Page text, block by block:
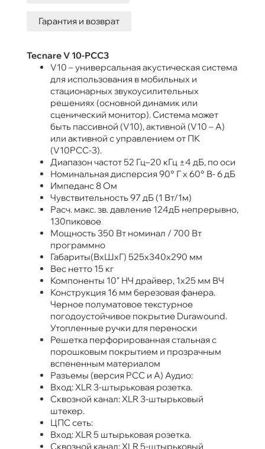
Гарантия и возврат
Tecnare V 10-РСС3
V10 – универсальная акустическая система
для использования в мобильных и
стационарных звукоусилительных
решениях (основной динамик или
сценический монитор). Система может
быть пассивной (V10), активной (V10 – A)
или активной с управлением от ПК
(V10PCC-3).
Диапазон частот 52 Гц–20 кГц ±4 дБ, по оси
Номинальная дисперсия 90° Г x 60° В- 6 дБ
Импеданс 8 Ом
Чувствительность 97 дБ (1 Вт/1м)
Расч. макс. зв. давление 124дБ непрерывно,
130пиковое
Мощность 350 Вт номинал / 700 Вт
программно
Габариты(ВxШxГ) 525x340x290 мм
Вес нетто 15 кг
Компоненты 10" НЧ драйвер, 1x25 мм ВЧ
Конструкция 16 мм березовая фанера.
Черное полуматовое текстурное
погодоустойчивое покрытие Durawound.
Утопленные ручки для переноски
Решетка перфорированная стальная с
порошковым покрытием и прозрачным
вспененным материалом
Разъемы (версия PCC и А) Аудио:
Вход: XLR 3-штырьковая розетка.
Сквозной канал: XLR 3-штырьковый
штекер.
ЦПС сеть:
Вход: XLR 5 штырьковая розетка.
Сквозной канал: XLR 5-штырьковый